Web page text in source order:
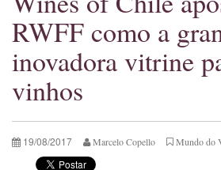
RWFF como a
inovadora vitrine
vinhos
19/08/2017 Marcelo Copello Mundo do